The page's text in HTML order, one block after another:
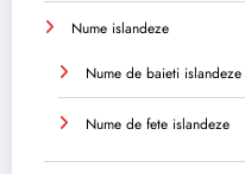
Nume islandeze
Nume de baieti islandeze
Nume de fete islandeze